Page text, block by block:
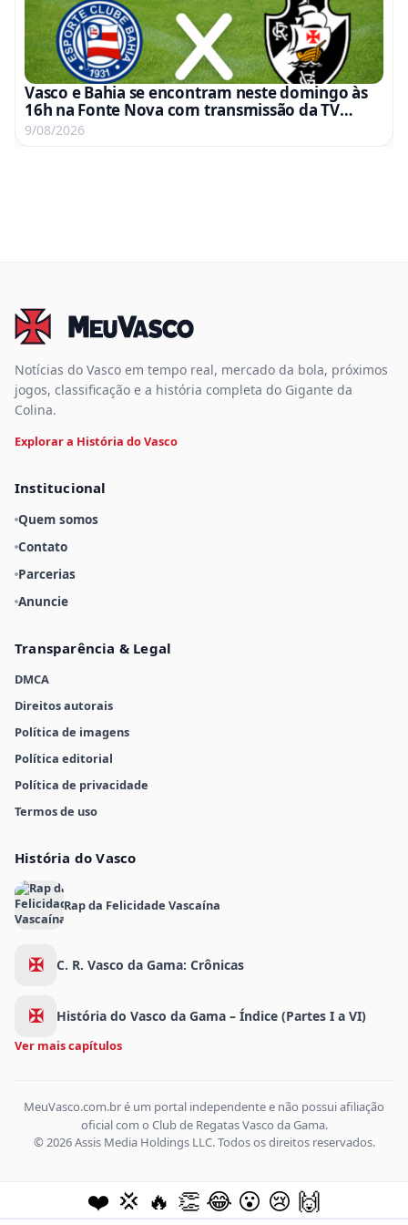
Vasco e Bahia se encontram neste domingo às
16h na Fonte Nova com transmissão da TV
Globo e Premiere
9/08/2026
Notícias do Vasco em tempo real, mercado da bola, próximos
jogos, classificação e a história completa do Gigante da
Colina.
Explorar a História do Vasco
Institucional
Quem somos
Contato
Parcerias
Anuncie
Transparência & Legal
DMCA
Direitos autorais
Política de imagens
Política editorial
Política de privacidade
Termos de uso
História do Vasco
Rap da Felicidade Vascaína
✠ C. R. Vasco da Gama: Crônicas
✠ História do Vasco da Gama – Índice (Partes I a VI)
Ver mais capítulos
MeuVasco.com.br é um portal independente e não possui afiliação
oficial com o Club de Regatas Vasco da Gama.
© 2026 Assis Media Holdings LLC. Todos os direitos reservados.
❤️ 💢 🔥 👏 😂 😮 😢 🙌